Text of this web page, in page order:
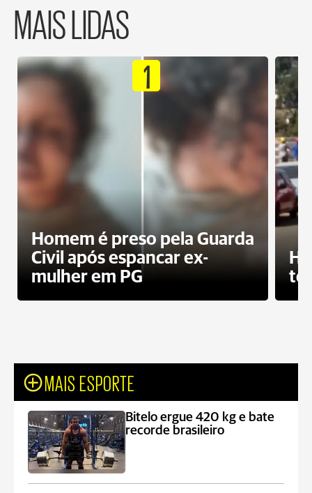
MAIS LIDAS
1
Homem é preso pela Guarda
Civil após espancar ex-
mulher em PG
MAIS ESPORTE
Bitelo ergue 420 kg e bate
recorde brasileiro